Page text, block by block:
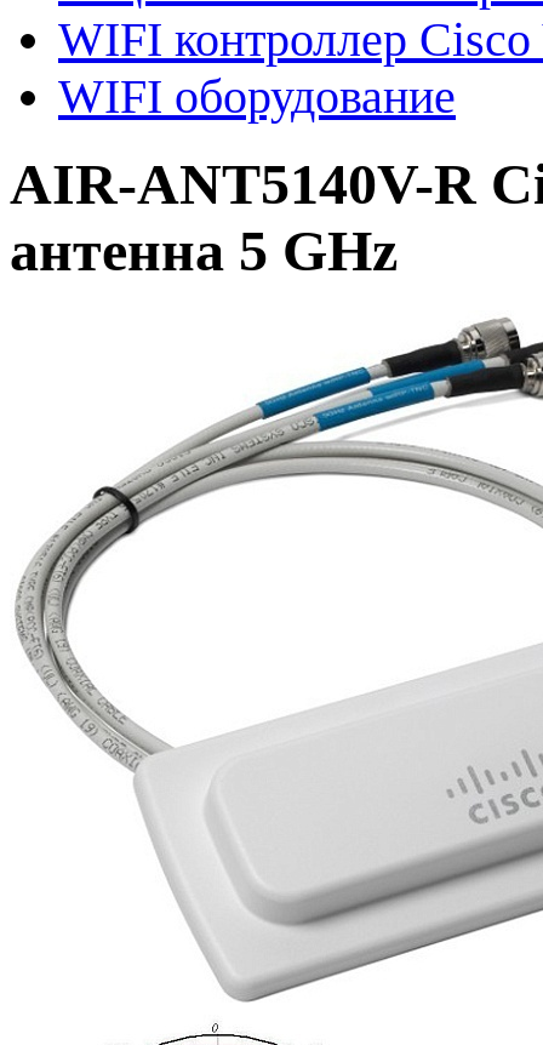
WIFI контроллер
WIFI оборудование
AIR-ANT5140V-R
антенна 5 GHz